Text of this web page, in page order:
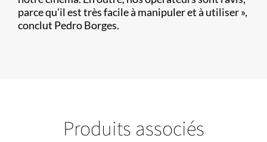
parce qu'il est très facile à manipuler et à utiliser »,
conclut Pedro Borges.
Produits associés